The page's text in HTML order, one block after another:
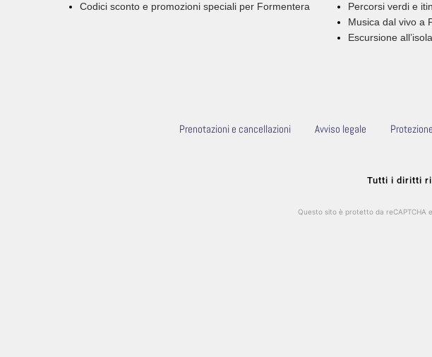
Codici sconto e promozioni speciali per Formentera
Percorsi verdi e
Musica dal vivo a
Escursione
Prenotazioni e cancellazioni Avviso legale
Tutti i diritti
Questo sito è protetto da reCAPTCHA